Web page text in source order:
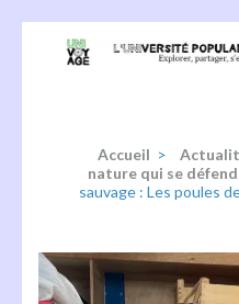
Accueil >
nature qui se défend
sauvage : Les poules